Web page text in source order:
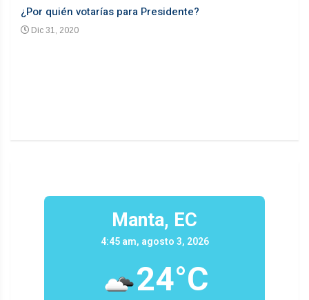
¿Por quién votarías para Presidente?
Dic 31, 2020
Manta, EC
4:45 am, agosto 3, 2026
24°C